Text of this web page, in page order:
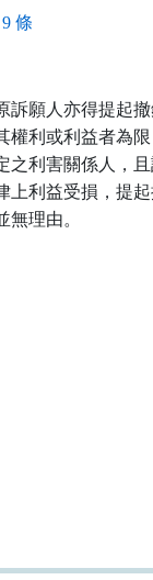
條
訴願人亦得提起
利或利益者為限
之利害關係人，
上利益受損，提
理由。